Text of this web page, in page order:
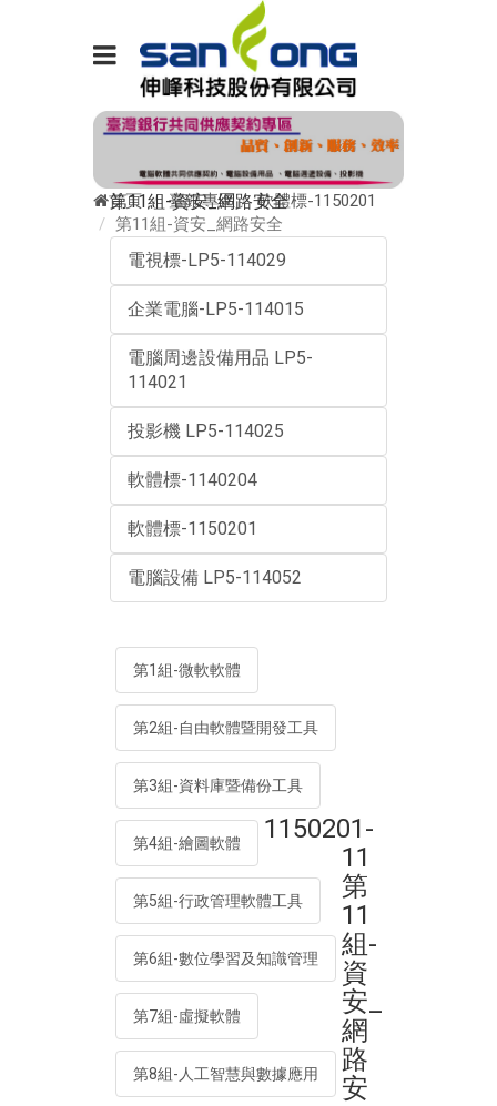
首頁 臺銀專區
軟體標-1150201
第11組-資安_網路安全
第11組-資安_網路安全
電視標-LP5-114029
企業電腦-LP5-114015
電腦周邊設備用品 LP5-
114021
投影機 LP5-114025
軟體標-1140204
軟體標-1150201
電腦設備 LP5-114052
第1組-微軟軟體
第2組-自由軟體暨開發工具
第3組-資料庫暨備份工具
第4組-繪圖軟體
第5組-行政管理軟體工具
第6組-數位學習及知識管理
第7組-虛擬軟體
第8組-人工智慧與數據應用
1150201-
11
第
11
組-
資
安_
網
路
安